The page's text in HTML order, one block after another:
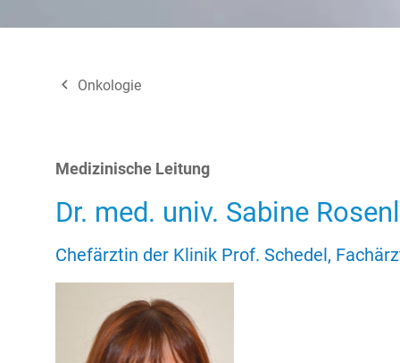
navigate_before Onkologie
Medizinische Leitung
Dr. med. univ. Sabine
Chefärztin der Klinik Prof. Schedel,